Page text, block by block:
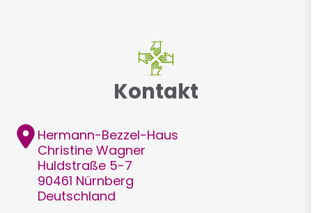
Kontakt
Adresse
Hermann-Bezzel-Haus
Christine Wagner
Huldstraße 5-7
90461 Nürnberg
Deutschland